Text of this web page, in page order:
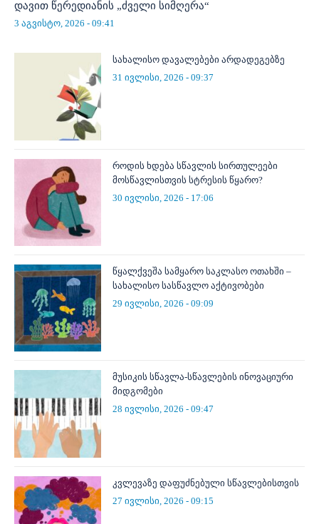
დავით წერედიანის „ძველი სიმღერა“
3 აგვისტო, 2026 - 09:41
სახალისო დავალებები არდადეგებზე
31 ივლისი, 2026 - 09:37
როდის ხდება სწავლის სირთულეები
მოსწავლისთვის სტრესის წყარო?
30 ივლისი, 2026 - 17:06
წყალქვეშა სამყარო საკლასო ოთახში –
სახალისო სასწავლო აქტივობები
29 ივლისი, 2026 - 09:09
მუსიკის სწავლა-სწავლების ინოვაციური
მიდგომები
28 ივლისი, 2026 - 09:47
კვლევაზე დაფუძნებული სწავლებისთვის
27 ივლისი, 2026 - 09:15